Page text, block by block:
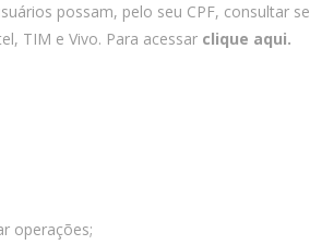
possam, pelo seu CPF, consultar se
TIM e Vivo. Para acessar clique aqui.
operações;